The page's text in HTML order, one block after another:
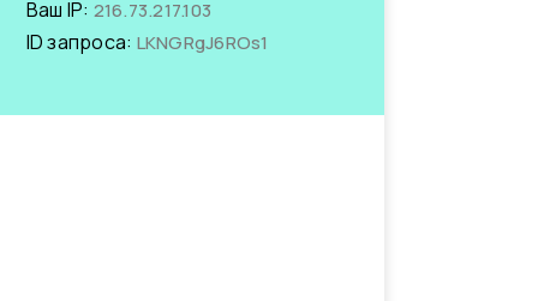
Ваш IP: 216.73.217.103
ID запроса: LKNGRgJ6ROs1